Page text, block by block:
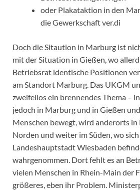
oder Plakataktion in den
die Gewerkschaft ver.di
Doch die Sitaution in Marburg ist
mit der Situation in Gießen, wo
Betriebsrat identische Positionen
am Standort Marburg. Das UKGM
zweifellos ein brennendes Thema –
jedoch in Marburg und in Gießen
Menschen bewegt, wird anderorts in
Norden und weiter im Süden, wo
Landeshauptstadt Wiesbaden
wahrgenommen. Dort fehlt es an
vielen Menschen in Rhein-Main der
größeres, eben ihr Problem.